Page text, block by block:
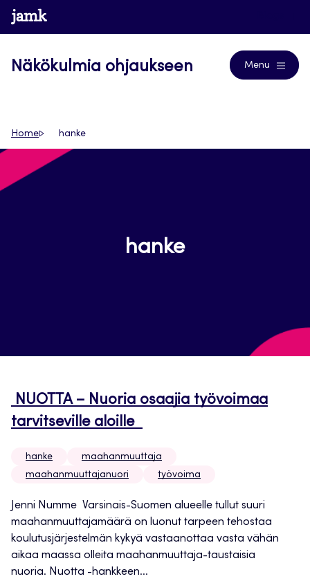
Siirry
suoraan
www.jamk.fi
Näkökulmia ohjaukseen Menu
Home hanke
hanke
NUOTTA – Nuoria osaajia työvoimaa
tarvitseville aloille
hanke
maahanmuuttaja
maahanmuuttajanuori
työvoima
Jenni Numme Varsinais-Suomen alueelle tullut suuri
maahanmuuttajamäärä on luonut tarpeen tehostaa
koulutusjärjestelmän kykyä vastaanottaa vasta vähän
aikaa maassa olleita maahanmuuttaja-taustaisia
nuoria. Nuotta -hankkeen...